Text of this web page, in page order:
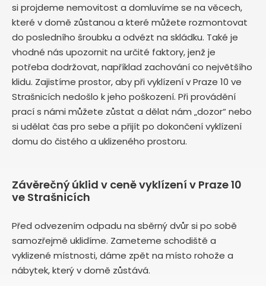
si projdeme nemovitost a domluvíme se na věcech,
které v domě zůstanou a které můžete rozmontovat
do posledního šroubku a odvézt na skládku. Také je
vhodné nás upozornit na určité faktory, jenž je
potřeba dodržovat, například zachování co největšího
klidu. Zajistíme prostor, aby při vyklízení v Praze 10 ve
Strašnicích nedošlo k jeho poškození. Při provádění
prací s námi můžete zůstat a dělat nám „dozor“ nebo
si udělat čas pro sebe a přijít po dokončení vyklízení
domu do čistého a uklizeného prostoru.
Závěrečný úklid v ceně vyklízení v Praze 10
ve Strašnicích
Před odvezením odpadu na sběrný dvůr si po sobě
samozřejmě uklidíme. Zameteme schodiště a
vyklizené místnosti, dáme zpět na místo rohože a
nábytek, který v domě zůstává.